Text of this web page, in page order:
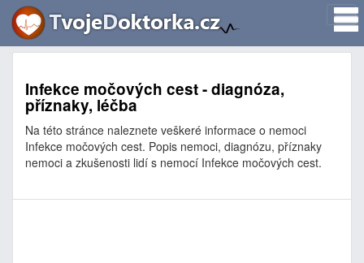
Infekce močových cest - diagnóza,
příznaky, léčba
Na této stránce naleznete veškeré informace o nemoci
Infekce močových cest. Popis nemoci, diagnózu, příznaky
nemoci a zkušenosti lidí s nemocí Infekce močových cest.